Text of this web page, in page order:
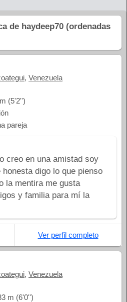
de haydeep70 (ordenadas
, Venezuela
(5'2'')
pareja
creo en una amistad soy
digo lo que pienso
la mentira me gusta
y familia para mí la
Ver perfil completo
, Venezuela
m (6'0'')